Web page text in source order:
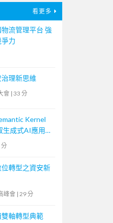
看更多
流管理平台 強
力
理新思維
會 | 33 分
Kernel
生成式AI應用的
轉型之資安新
峰會 | 29 分
軸轉型典範